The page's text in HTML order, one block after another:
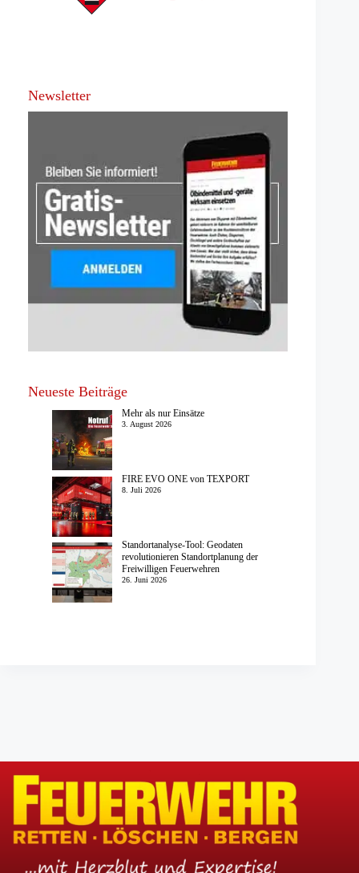
Newsletter
Neueste Beiträge
Mehr als nur Einsätze
3. August 2026
FIRE EVO ONE von TEXPORT
8. Juli 2026
Standortanalyse-Tool: Geodaten
revolutionieren Standortplanung der
Freiwilligen Feuerwehren
26. Juni 2026